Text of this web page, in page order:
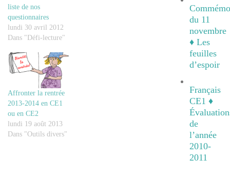
liste de nos
questionnaires
lundi 30 avril 2012
Dans "Défi-lecture"
Affronter la rentrée
2013-2014 en CE1
ou en CE2
lundi 19 août 2013
Dans "Outils divers"
du 11
novembre
♦ Les
feuilles
d’espoir
Français
CE1 ♦
de
l’année
2010-
2011